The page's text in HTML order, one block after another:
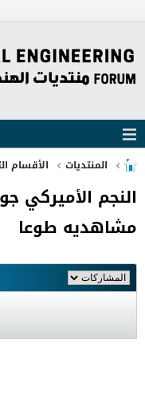
المنتديات الأقسام
النجم الأميركي
مشاهديه طوعا